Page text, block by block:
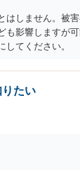
しません。被
影響しますが
てください。
たい